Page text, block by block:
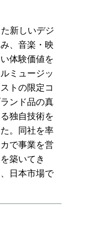
新しいデジ
、音楽・映
体験価値を
ミュージッ
トの限定コ
ンド品の真
独自技術を
。同社を率
で事業を営
築いてき
日本市場で